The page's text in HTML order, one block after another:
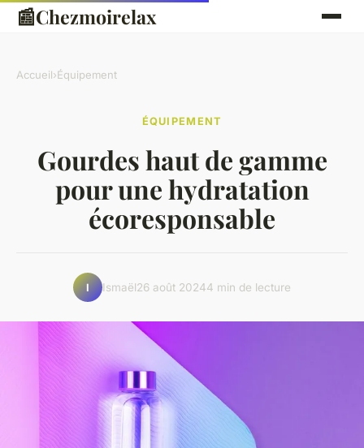
📰Chezmoirelax
Accueil›Équipement
ÉQUIPEMENT
Gourdes haut de gamme
pour une hydratation
écoresponsable
I Ismaël26 août 20244 min de lecture